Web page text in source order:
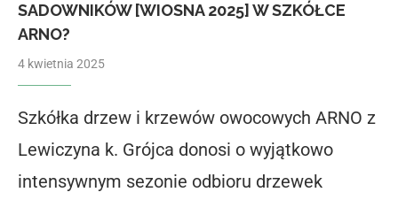
SADOWNIKÓW [WIOSNA 2025] W SZKÓŁCE
ARNO?
4 kwietnia 2025
Szkółka drzew i krzewów owocowych ARNO z
Lewiczyna k. Grójca donosi o wyjątkowo
intensywnym sezonie odbioru drzewek